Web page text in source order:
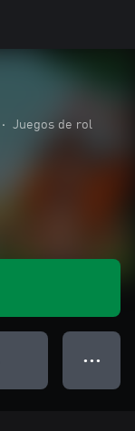
• Juegos de rol
● ● ●